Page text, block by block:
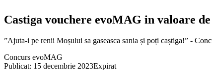
Castiga vouchere evoMAG in valoare
”Ajuta-i pe renii Moșului sa gaseasca sania și poți caștiga!” -
Concurs evoMAG
Publicat: 15 decembrie 2023Expirat